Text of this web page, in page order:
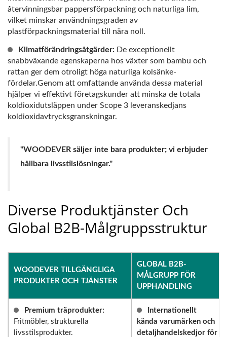
återvinningsbar pappersförpackning och naturliga lim,
vilket minskar användningsgraden av
plastförpackningsmaterial till nära noll.
Klimatförändringsåtgärder: De exceptionellt
snabbväxande egenskaperna hos växter som bambu och
rattan ger dem otroligt höga naturliga kolsänke-
fördelar.Genom att omfattande använda dessa material
hjälper vi effektivt företagskunder att minska de totala
koldioxidutsläppen under Scope 3 leveranskedjans
koldioxidavtrycksgranskningar.
"WOODEVER säljer inte bara produkter; vi erbjuder
hållbara livsstilslösningar."
Diverse Produktjänster Och
Global B2B-Målgruppsstruktur
WOODEVER TILLGÄNGLIGA
PRODUKTER OCH TJÄNSTER
GLOBAL B2B-
MÅLGRUPP FÖR
UPPHANDLING
Premium träprodukter:
Fritmöbler, strukturella
livsstilsprodukter.
Internationellt
kända varumärken och
detaljhandelskedjor för